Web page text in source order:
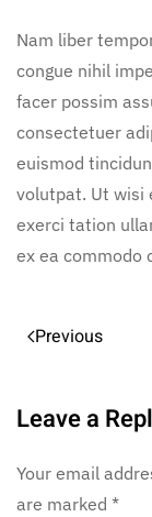
Nam liber
congue nihil
facer possim
consectetuer
euismod
volutpat. Ut wisi
exerci tation
ex ea commodo
Previous
Leave a
Your email
are marked *